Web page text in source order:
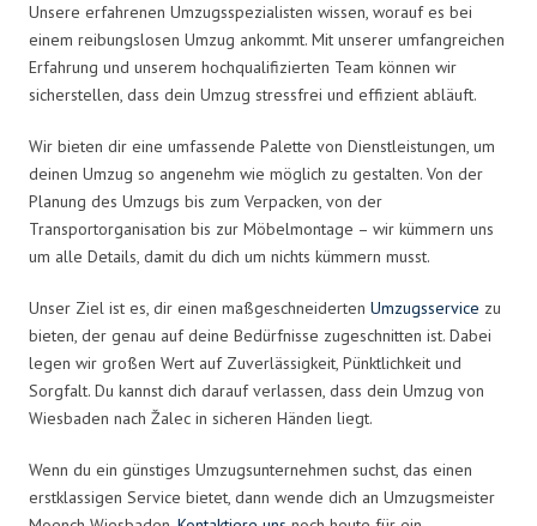
Unsere erfahrenen Umzugsspezialisten wissen, worauf es bei
einem reibungslosen Umzug ankommt. Mit unserer umfangreichen
Erfahrung und unserem hochqualifizierten Team können wir
sicherstellen, dass dein Umzug stressfrei und effizient abläuft.
Wir bieten dir eine umfassende Palette von Dienstleistungen, um
deinen Umzug so angenehm wie möglich zu gestalten. Von der
Planung des Umzugs bis zum Verpacken, von der
Transportorganisation bis zur Möbelmontage – wir kümmern uns
um alle Details, damit du dich um nichts kümmern musst.
Unser Ziel ist es, dir einen maßgeschneiderten Umzugsservice zu
bieten, der genau auf deine Bedürfnisse zugeschnitten ist. Dabei
legen wir großen Wert auf Zuverlässigkeit, Pünktlichkeit und
Sorgfalt. Du kannst dich darauf verlassen, dass dein Umzug von
Wiesbaden nach Žalec in sicheren Händen liegt.
Wenn du ein günstiges Umzugsunternehmen suchst, das einen
erstklassigen Service bietet, dann wende dich an Umzugsmeister